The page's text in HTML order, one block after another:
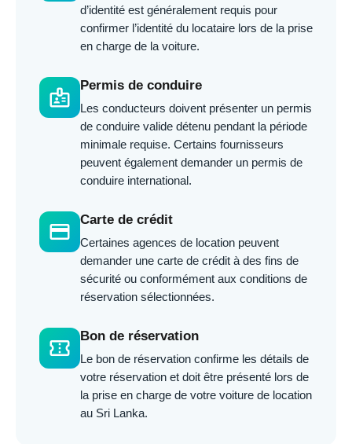
d’identité est généralement requis pour
confirmer l’identité du locataire lors de la prise
en charge de la voiture.
badge
Permis de conduire
Les conducteurs doivent présenter un permis
de conduire valide détenu pendant la période
minimale requise. Certains fournisseurs
peuvent également demander un permis de
conduire international.
credit_card
Carte de crédit
Certaines agences de location peuvent
demander une carte de crédit à des fins de
sécurité ou conformément aux conditions de
réservation sélectionnées.
confirmation_number
Bon de réservation
Le bon de réservation confirme les détails de
votre réservation et doit être présenté lors de
la prise en charge de votre voiture de location
au Sri Lanka.